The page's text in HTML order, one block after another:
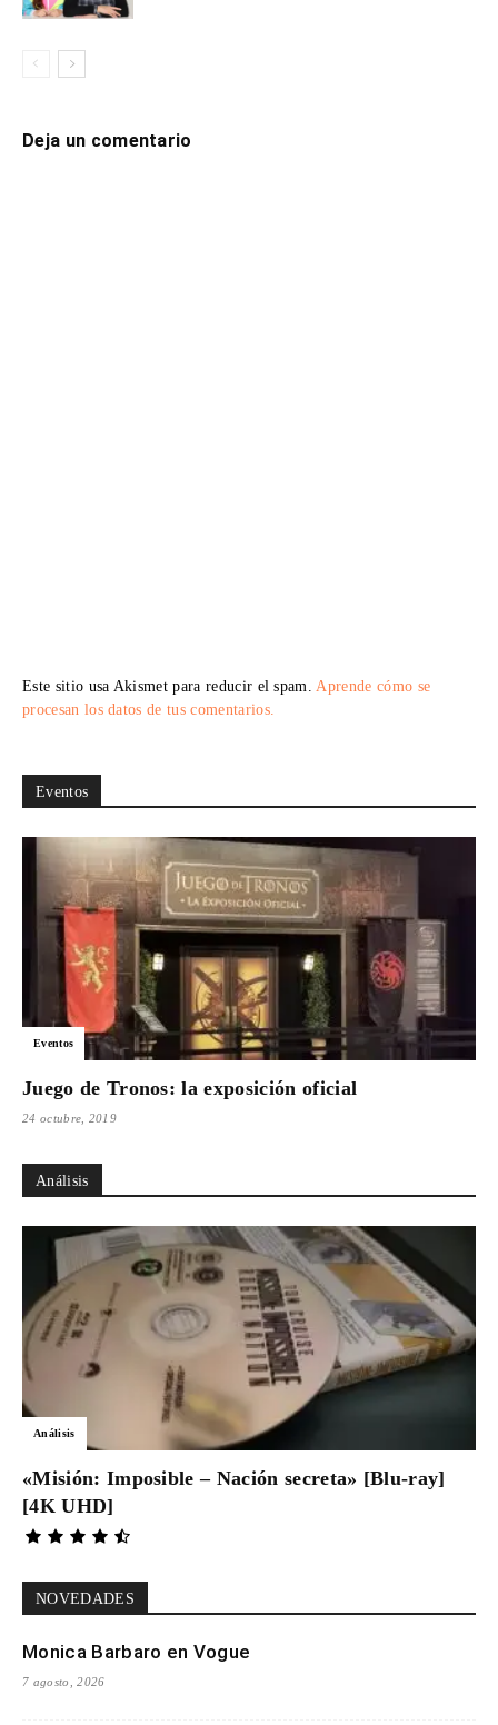
Deja un comentario
Este sitio usa Akismet para reducir el spam. Aprende cómo se
procesan los datos de tus comentarios.
Eventos
Eventos
Juego de Tronos: la exposición oficial
24 octubre, 2019
Análisis
Análisis
«Misión: Imposible – Nación secreta» [Blu-ray]
[4K UHD]
NOVEDADES
Monica Barbaro en Vogue
7 agosto, 2026